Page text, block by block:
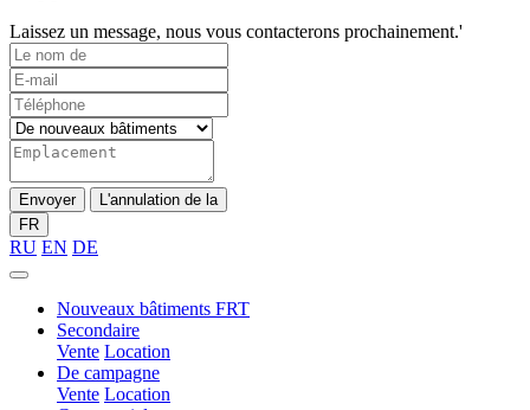
Laissez un message, nous vous contacterons prochainement.'
Envoyer
L'annulation de la
FR
RU EN DE
Nouveaux bâtiments FRT
Secondaire
Vente Location
De campagne
Vente Location